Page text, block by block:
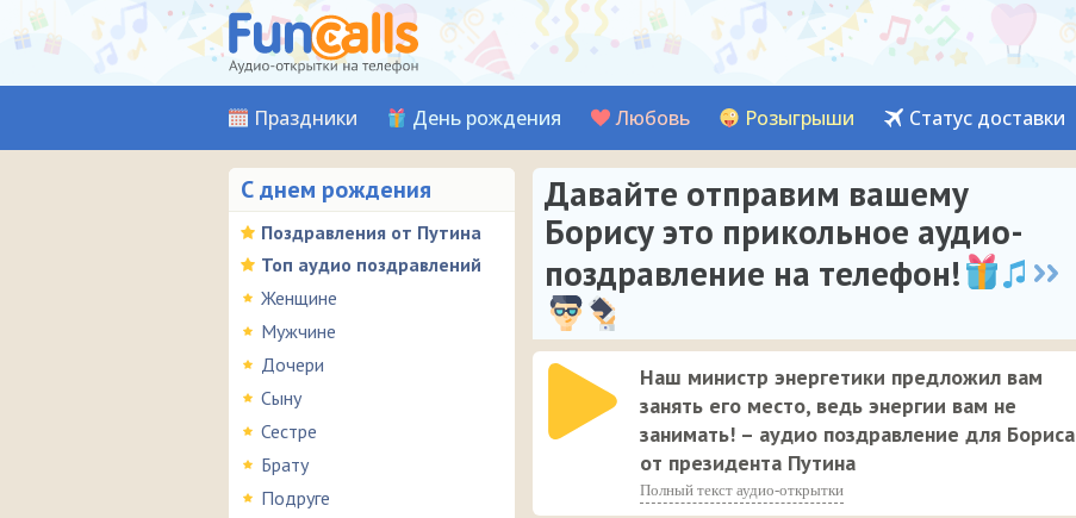
Праздники День рождения Любовь Розыгрыши Статус доставки
С днем рождения
Поздравления от Путина
Топ аудио поздравлений
Женщине
Мужчине
Дочери
Сыну
Сестре
Брату
Подруге
Давайте отправим вашему
Борису это прикольное аудио-
поздравление на телефон!
Наш министр энергетики предложил вам
занять его место, ведь энергии вам не
занимать! – аудио поздравление для Бориса
от президента Путина
Полный текст аудио-открытки